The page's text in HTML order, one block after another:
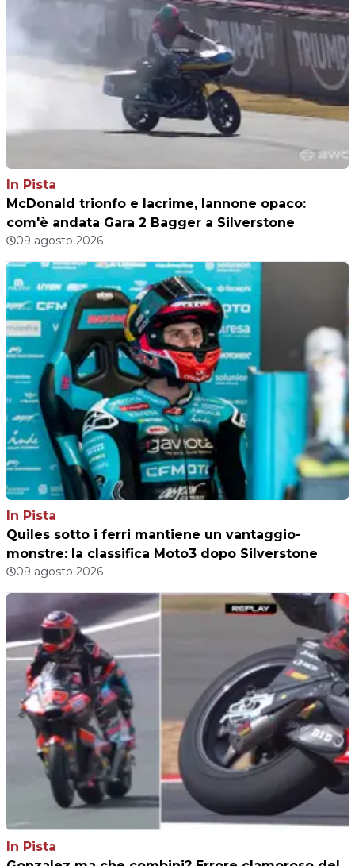
In Pista
McDonald trionfo e lacrime, Iannone opaco:
com'è andata Gara 2 Bagger a Silverstone
09 agosto 2026
In Pista
Quiles sotto i ferri mantiene un vantaggio-
monstre: la classifica Moto3 dopo Silverstone
09 agosto 2026
In Pista